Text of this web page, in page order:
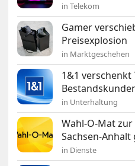
in Telekom
Gamer
Preisexplosion
in Marktgeschehen
1&1 verschenkt
in Unterhaltung
Wahl-O-Mat
Sachsen-
in Dienste